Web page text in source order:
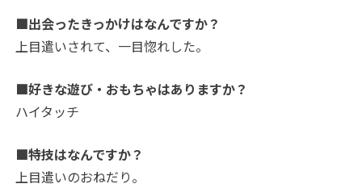
■出会ったきっかけはなんですか？
上目遣いされて、一目惚れした。
■好きな遊び・おもちゃはありますか？
ハイタッチ
■特技はなんですか？
上目遣いのおねだり。